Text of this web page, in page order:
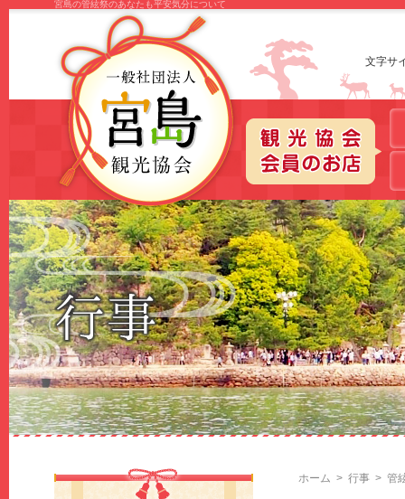
宮島の管絃祭のあなたも平安気分について
文字サ
ホーム > 行事 > 管